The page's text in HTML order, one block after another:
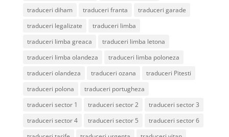
traduceri diham
traduceri franta
traduceri garade
traduceri legalizate
traduceri limba
traduceri limba greaca
traduceri limba letona
traduceri limba olandeza
traduceri limba poloneza
traduceri olandeza
traduceri ozana
traduceri Pitesti
traduceri polona
traduceri portugheza
traduceri sector 1
traduceri sector 2
traduceri sector 3
traduceri sector 4
traduceri sector 5
traduceri sector 6